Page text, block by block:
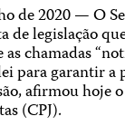
de 2020 — O
de legislação
chamadas
para garantir a
afirmou hoje
(CPJ).